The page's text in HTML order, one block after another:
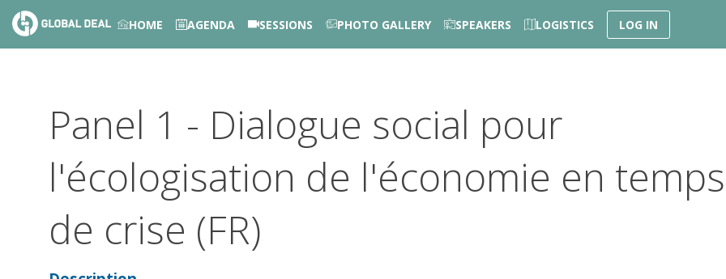
HOME AGENDA SESSIONS PHOTO GALLERY SPEAKERS LOGISTICS LOG IN
Panel 1 - Dialogue social pour
l'écologisation de l'économie en temps
de crise (FR)